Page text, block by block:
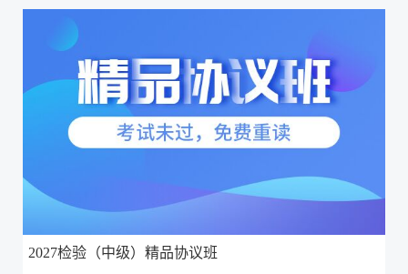
2027检验（中级）精品协议班